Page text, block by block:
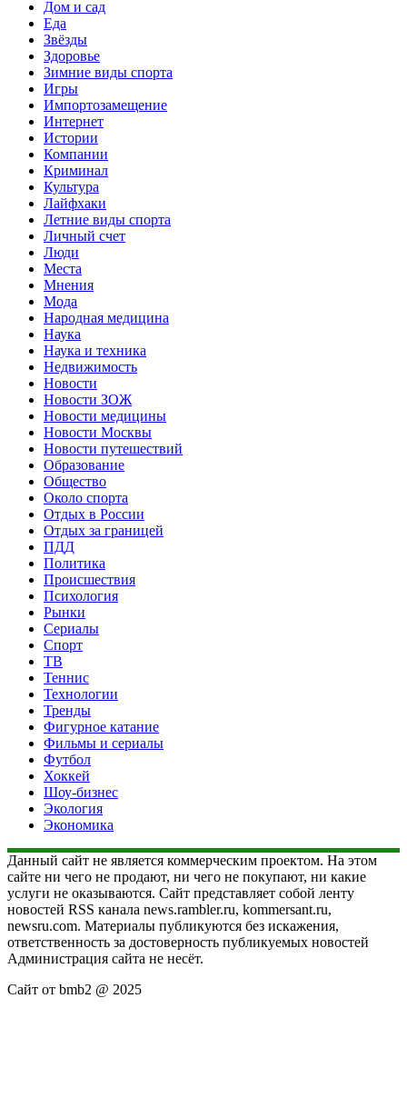
Дом и сад
Еда
Звёзды
Здоровье
Зимние виды спорта
Игры
Импортозамещение
Интернет
Истории
Компании
Криминал
Культура
Лайфхаки
Летние виды спорта
Личный счет
Люди
Места
Мнения
Мода
Народная медицина
Наука
Наука и техника
Недвижимость
Новости
Новости ЗОЖ
Новости медицины
Новости Москвы
Новости путешествий
Образование
Общество
Около спорта
Отдых в России
Отдых за границей
ПДД
Политика
Происшествия
Психология
Рынки
Сериалы
Спорт
ТВ
Теннис
Технологии
Тренды
Фигурное катание
Фильмы и сериалы
Футбол
Хоккей
Шоу-бизнес
Экология
Экономика
Данный сайт не является коммерческим проектом. На этом
сайте ни чего не продают, ни чего не покупают, ни какие
услуги не оказываются. Сайт представляет собой ленту
новостей RSS канала news.rambler.ru, kommersant.ru,
newsru.com. Материалы публикуются без искажения,
ответственность за достоверность публикуемых новостей
Администрация сайта не несёт.
Сайт от bmb2 @ 2025